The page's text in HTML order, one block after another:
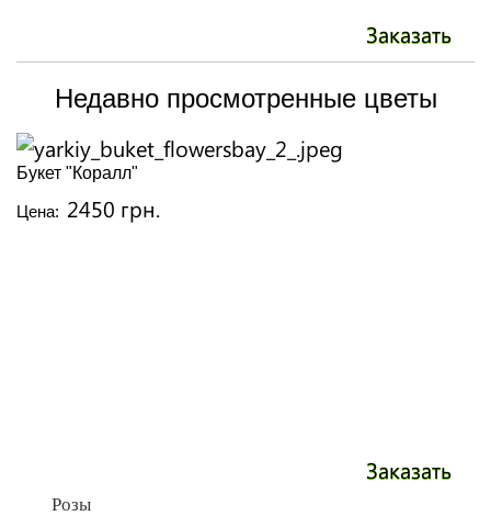
Заказать
Недавно просмотренные цветы
Букет "Коралл"
Цена: 2450 грн.
Заказать
Розы